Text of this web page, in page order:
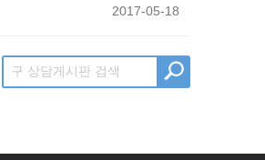
2017-05-18